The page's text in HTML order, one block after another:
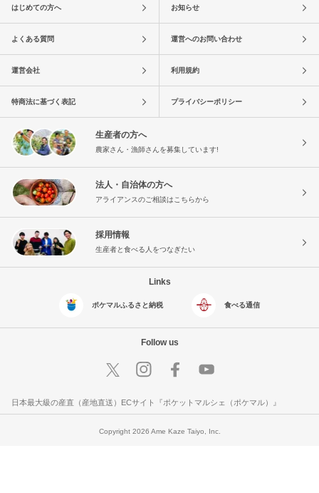
はじめての方へ お知らせ
よくある質問 運営へのお問い合わせ
運営会社 利用規約
特商法に基づく表記 プライバシーポリシー
生産者の方へ
農家さん・漁師さんを募集しています!
法人・自治体の方へ
アライアンスのご相談はこちらから
採用情報
生産者と食べる人をつなぎたい
Links
ポケマルふるさと納税 食べる通信
Follow us
日本最大級の産直（産地直送）ECサイト『ポケットマルシェ（ポケマル）』
Copyright 2026 Ame Kaze Taiyo, Inc.